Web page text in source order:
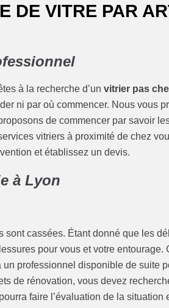
DE VITRE PAR
à la recherche d’unvitrier pas
ni par où commencer. Nous vous
de commencer par savoir
vitriers à proximité de chez
et établissez un devis.
à Lyon
cassées. Étant donné que les
pour vous et votre
professionnel disponible de suite
de rénovation, vous devez
faire l’évaluation de la situation